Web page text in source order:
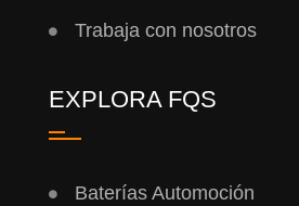
Trabaja con nosotros
EXPLORA FQS
Baterías Automoción